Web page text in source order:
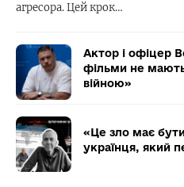
агресора. Цей крок…
Актор і офіцер
фільми не мають
війною»
«Це зло має
українця, який